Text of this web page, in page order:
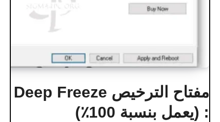
مفتاح الترخيص Deep Freeze
: (يعمل بنسبة 100٪)